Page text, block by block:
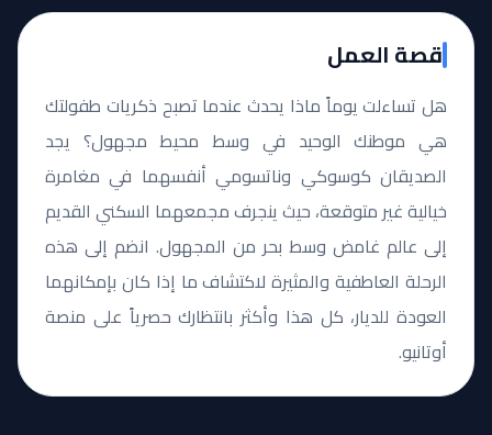
قصة العمل
هل تساءلت يوماً ماذا يحدث عندما تصبح ذكريات طفولتك
هي موطنك الوحيد في وسط محيط مجهول؟ يجد
الصديقان كوسوكي وناتسومي أنفسهما في مغامرة
خيالية غير متوقعة، حيث ينجرف مجمعهما السكني القديم
إلى عالم غامض وسط بحر من المجهول. انضم إلى هذه
الرحلة العاطفية والمثيرة لاكتشاف ما إذا كان بإمكانهما
العودة للديار، كل هذا وأكثر بانتظارك حصرياً على منصة
أوتانيو.